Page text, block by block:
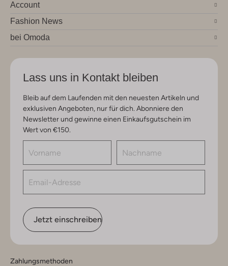
Account
Fashion News
bei Omoda
Lass uns in Kontakt bleiben
Bleib auf dem Laufenden mit den neuesten Artikeln und
exklusiven Angeboten, nur für dich. Abonniere den
Newsletter und gewinne einen Einkaufsgutschein im
Wert von €150.
Jetzt einschreiben
Zahlungsmethoden